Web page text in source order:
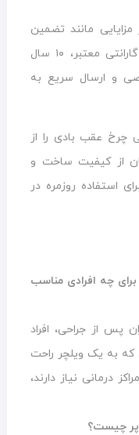
مانند تضمین
اصالت کالا، قیمت مناسب، یک سال گارانتی معتبر، ۱۰ سال
و ارسال سریع به
از کیفیت ساخت و
استفاده روزمره در
بادی برای چه افرادی مناسب
پس از جراحی، افراد
که به یک ویلچر راحت
درمانی نیاز دارند،
چیست؟